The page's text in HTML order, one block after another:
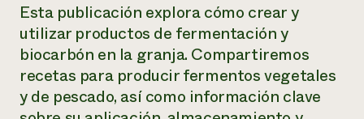
Esta publicación explora cómo crear y
utilizar productos de fermentación y
biocarbón en la granja. Compartiremos
recetas para producir fermentos vegetales
y de pescado, así como información clave